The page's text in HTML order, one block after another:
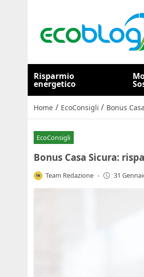
Risparmio
energetico
Home / EcoConsigli / Bonus
EcoConsigli
Bonus Casa Sicura:
Team Redazione - 31